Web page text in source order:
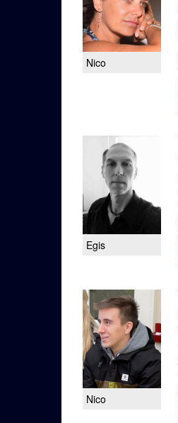
Nico
Egis
Nico